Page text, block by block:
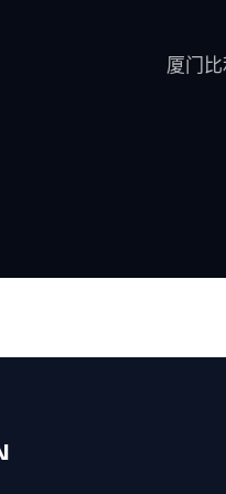
厦门